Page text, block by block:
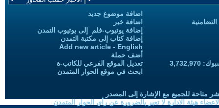
اضافة موضوع جديد
اضافة خبر
إضافة يوتيوب-فلم إلى يوتيوب التمدن
إضافة كتاب إلى مكتبة التمدن
Add new article - English
أضف حملة
تعديل الموقع الفرعي للكاتب-ة
ابحث في موقع الحوار المتمدن
متاحة للجميع مع الإشارة إلى المصدر
هيئة الادارة لا تعبر بالضرورة عن رأي الحوار المتمدن